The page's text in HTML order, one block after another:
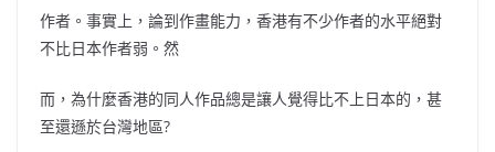
作者。事實上，論到作畫能力，香港有不少作者的水平絕對
不比日本作者弱。然
而，為什麼香港的同人作品總是讓人覺得比不上日本的，甚
至還遜於台灣地區?